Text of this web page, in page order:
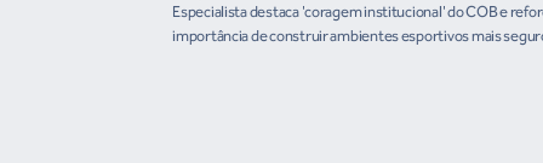
Especialista destaca 'coragem institucional' do COB e
importância de construir ambientes esportivos mais